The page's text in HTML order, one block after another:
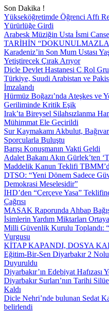
Son Dakika !
Yükseköğretimde Öğrenci Affı
Yürürlüğe Girdi
Arabesk Müziğin Usta İsmi
TARİHİN
Karadeniz’in Son Mum Ustası
Yetiştirecek Çırak Arıyor
Dicle Devlet Hastanesi C Rol
Türkiye, Suudi Arabistan ve
İmzalandı
Hürmüz Boğazı’nda Ateşkes ve
Geriliminde Kritik Eşik
Irak’ta Bireysel Silahsızlanma
Mühimmat Ele Geçirildi
Sur Kaymakamı Akbulut,
Sporcularla Buluştu
Barışı Konuşmanın Vakti Geldi
Adalet Bakanı Akın Gürlek’ten
Maddelik Kanun Teklifi
DTSO: “Yeni Dönem Sadece
Demokrasi Meselesidir”
İHD’den “Çerçeve Yasa”
Çağrısı
MASAK Raporunda Ahbap
İsimlerin Yardım Miktarları Ortaya
Milli Güvenlik Kurulu Toplandı:
Vurgusu
KİTAP KAPANDI, DOSYA
Eğitim-Bir-Sen Diyarbakır 2 Nolu
Duyuruldu
Diyarbakır’ın Edebiyat Hafızası
Diyarbakır Surları’nın Tarihi
Kaldı
Dicle Nehri’nde bulunan Sedat
belirlendi